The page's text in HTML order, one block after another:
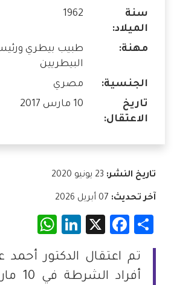
سنة
الميلاد:
1962
مهنة:
طبيب بيطري
البيطريين
الجنسية:
مصري
تاريخ
الاعتقال:
10 مارس 2017
تاريخ النشر:
آخر تحديث:
Share
Facebook
LinkedIn
تم اعتقال الدكتور